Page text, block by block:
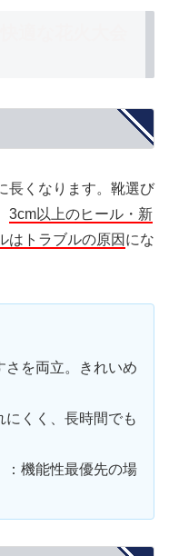
長くなります。靴選び
3cm以上のヒール・新
はトラブルの原因 にな
さを両立。きれいめ
にくく、長時間でも
：機能性最優先の場